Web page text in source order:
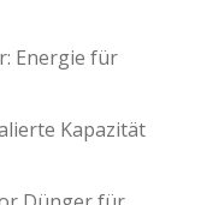
Energie für
Kapazität